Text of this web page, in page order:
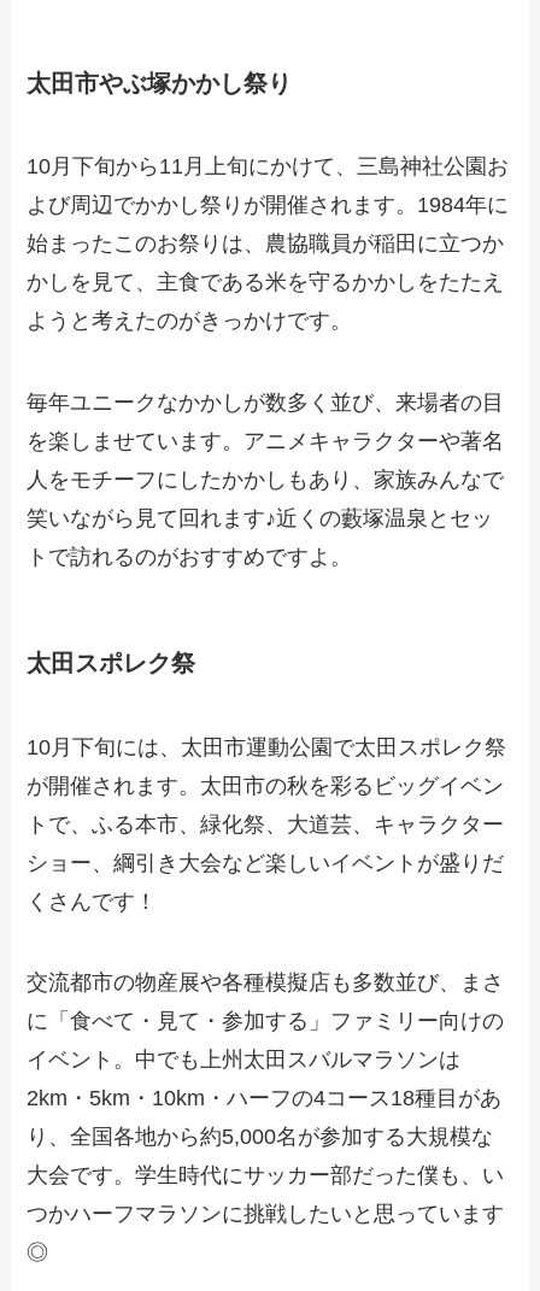
太田市やぶ塚かかし祭り
10月下旬から11月上旬にかけて、三島神社公園お
よび周辺でかかし祭りが開催されます。1984年に
始まったこのお祭りは、農協職員が稲田に立つか
かしを見て、主食である米を守るかかしをたたえ
ようと考えたのがきっかけです。
毎年ユニークなかかしが数多く並び、来場者の目
を楽しませています。アニメキャラクターや著名
人をモチーフにしたかかしもあり、家族みんなで
笑いながら見て回れます♪近くの藪塚温泉とセッ
トで訪れるのがおすすめですよ。
太田スポレク祭
10月下旬には、太田市運動公園で太田スポレク祭
が開催されます。太田市の秋を彩るビッグイベン
トで、ふる本市、緑化祭、大道芸、キャラクター
ショー、綱引き大会など楽しいイベントが盛りだ
くさんです！
交流都市の物産展や各種模擬店も多数並び、まさ
に「食べて・見て・参加する」ファミリー向けの
イベント。中でも上州太田スバルマラソンは
2km・5km・10km・ハーフの4コース18種目があ
り、全国各地から約5,000名が参加する大規模な
大会です。学生時代にサッカー部だった僕も、い
つかハーフマラソンに挑戦したいと思っています
◎